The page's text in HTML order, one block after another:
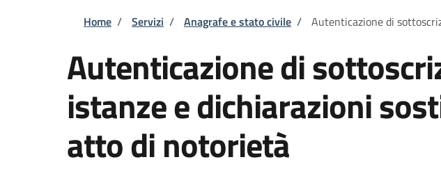
Briciole di pane
Home / Servizi / Anagrafe e stato civile / Autenticazione di
Autenticazione di
istanze e dichiarazioni
atto di notorietà